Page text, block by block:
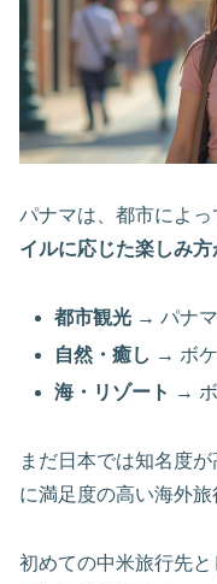
パナマは、都市によっ
イルに応じた楽しみ方
都市観光 → パナ
自然・癒し → ボ
海・リゾート →
まだ日本では知名度
に満足度の高い海外旅
初めての中米旅行先